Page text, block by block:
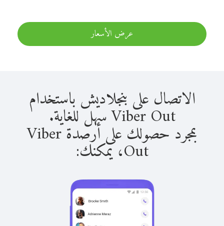
عرض الأسعار
الاتصال على بنجلاديش باستخدام
Viber Out سهل للغاية.
بمجرد حصولك على أرصدة Viber
Out، يمكنك: